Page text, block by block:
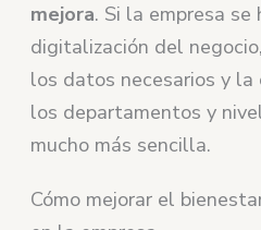
mejora. Si la empresa
digitalización del
los datos necesarios y la
los departamentos y
mucho más sencilla.
Cómo mejorar el